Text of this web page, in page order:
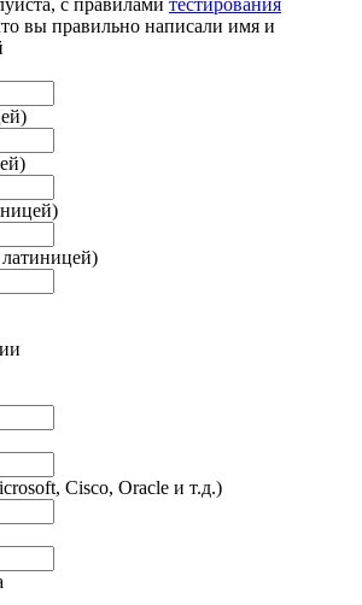
с правилами тестирования
вы правильно написали имя и
Cisco, Oracle и т.д.)